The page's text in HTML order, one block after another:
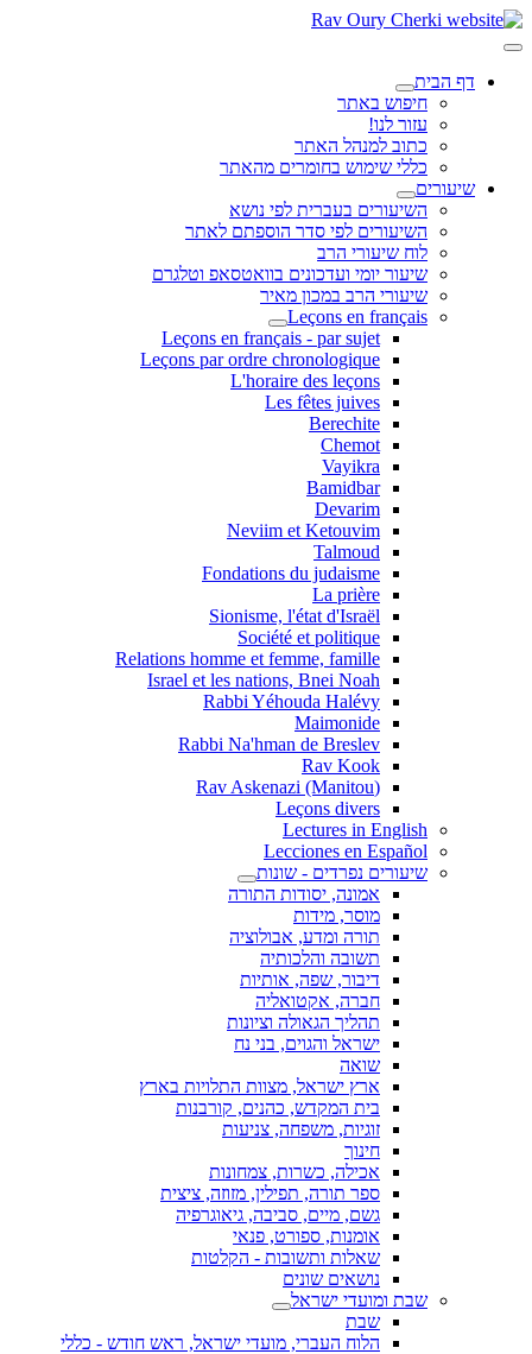
דף הבית
חיפוש באתר
עזור לנו!
כתוב למנהל האתר
כללי שימוש בחומרים מהאתר
שיעורים
השיעורים בעברית לפי נושא
השיעורים לפי סדר הוספתם לאתר
לוח שיעורי הרב
שיעור יומי ועדכונים בוואטסאפ וטלגרם
שיעורי הרב במכון מאיר
Leçons en français
Leçons en français - par sujet
Leçons par ordre chronologique
L'horaire des leçons
Les fêtes juives
Berechite
Chemot
Vayikra
Bamidbar
Devarim
Neviim et Ketouvim
Talmoud
Fondations du judaisme
La prière
Sionisme, l'état d'Israël
Société et politique
Relations homme et femme, famille
Israel et les nations, Bnei Noah
Rabbi Yéhouda Halévy
Maimonide
Rabbi Na'hman de Breslev
Rav Kook
(Rav Askenazi (Manitou
Leçons divers
Lectures in English
Lecciones en Español
שיעורים נפרדים - שונות
אמונה, יסודות התורה
מוסר, מידות
תורה ומדע, אבולוציה
תשובה והלכותיה
דיבור, שפה, אותיות
חברה, אקטואליה
תהליך הגאולה וציונות
ישראל והגוים, בני נח
שואה
ארץ ישראל, מצוות התלויות בארץ
בית המקדש, כהנים, קורבנות
זוגיות, משפחה, צניעות
חינוך
אכילה, כשרות, צמחונות
ספר תורה, תפילין, מזוזה, ציצית
גשם, מיים, סביבה, גיאוגרפיה
אומנות, ספורט, פנאי
שאלות ותשובות - הקלטות
נושאים שונים
שבת ומועדי ישראל
שבת
הלוח העברי, מועדי ישראל, ראש חודש - כללי